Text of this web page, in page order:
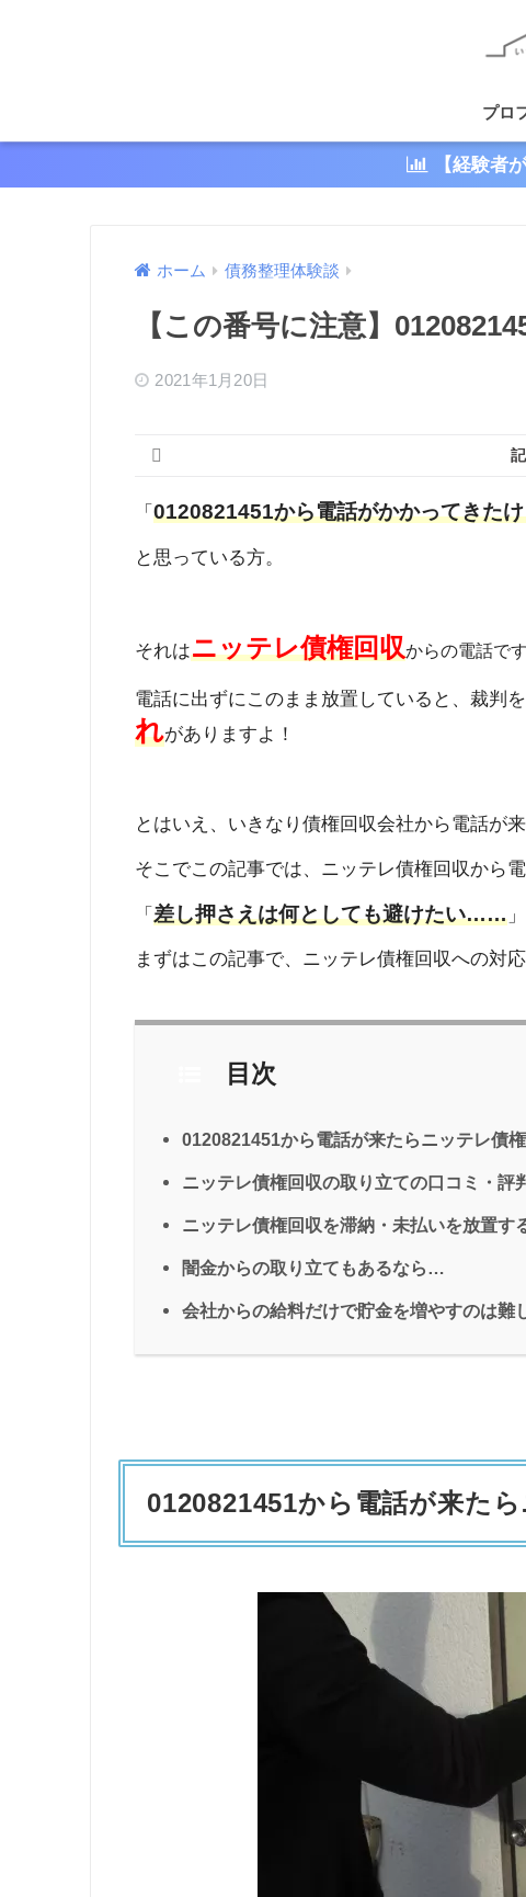
プロ
【経験者
ホーム 債務整理体験談
【この番号に注意】
2021年1月20日
「 0120821451から電話がかかってきた
と思っている方。
それはニッテレ債権回収からの電話です
電話に出ずにこのまま放置していると、裁判
れがありますよ！
とはいえ、いきなり債権回収会社から電話が
そこでこの記事では、ニッテレ債権回収から
「 差し押さえは何としても避けたい……
まずはこの記事で、ニッテレ債権回収への対
目次
0120821451から電話が来たらニッテレ債
ニッテレ債権回収の取り立ての口コミ・評
ニッテレ債権回収を滞納・未払いを放置す
闇金からの取り立てもあるなら…
会社からの給料だけで貯金を増やすのは難
0120821451から電話が来た